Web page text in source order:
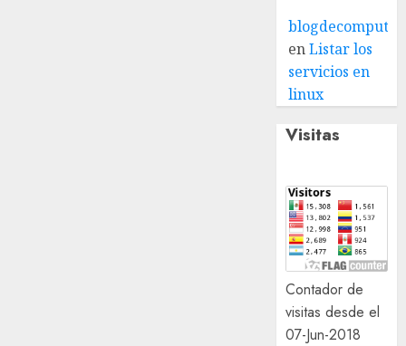
enListar los
servicios en
linux
Visitas
Contador de
visitas desde el
07-Jun-2018